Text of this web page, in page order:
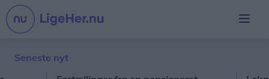
Seneste nyt